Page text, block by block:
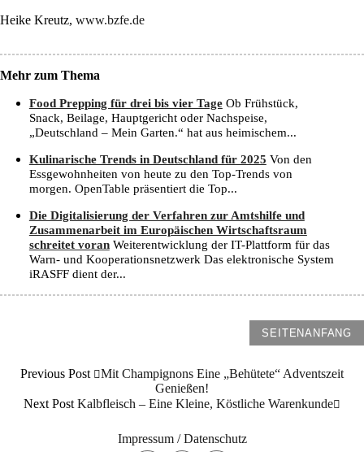
Heike Kreutz, www.bzfe.de
Mehr zum Thema
Food Prepping für drei bis vier TageOb Frühstück,
Snack, Beilage, Hauptgericht oder Nachspeise,
„Deutschland – Mein Garten.“ hat aus heimischem...
Kulinarische Trends in Deutschland für 2025 Von den
Essgewohnheiten von heute zu den Top-Trends von
morgen. OpenTable präsentiert die Top...
Die Digitalisierung der Verfahren zur Amtshilfe und
Zusammenarbeit im Europäischen Wirtschaftsraum
schreitet voranWeiterentwicklung der IT-Plattform für das
Warn- und Kooperationsnetzwerk Das elektronische System
iRASFF dient der...
SEITENANFANG
Previous Post
Mit Champignons Eine „behütete“ Adventszeit
Genießen!
Next Post Kalbfleisch – Eine Kleine, Köstliche Warenkunde
Impressum / Datenschutz